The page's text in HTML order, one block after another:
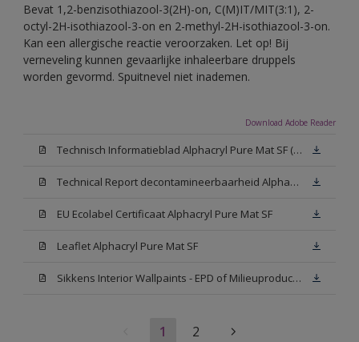
Bevat 1,2-benzisothiazool-3(2H)-on, C(M)IT/MIT(3:1), 2-
octyl-2H-isothiazool-3-on en 2-methyl-2H-isothiazool-3-on.
Kan een allergische reactie veroorzaken. Let op! Bij
verneveling kunnen gevaarlijke inhaleerbare druppels
worden gevormd. Spuitnevel niet inademen.
Download Adobe Reader
Technisch Informatieblad Alphacryl Pure Mat SF (New Livery) (PDF)
Technical Report decontamineerbaarheid Alphacryl Pure Mat SF
EU Ecolabel Certificaat Alphacryl Pure Mat SF
Leaflet Alphacryl Pure Mat SF
Sikkens Interior Wallpaints - EPD of Milieuproductverklaring
1 2